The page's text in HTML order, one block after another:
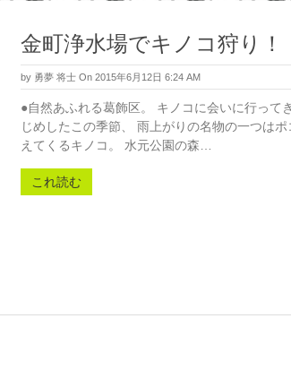
金町浄水場でキノコ狩り！
by 勇夢 将士 On 2015年6月12日 6:24 AM
●自然あふれる葛飾区。 キノコに会いに行って
じめしたこの季節、 雨上がりの名物の一つはポ
えてくるキノコ。 水元公園の森…
これ読む